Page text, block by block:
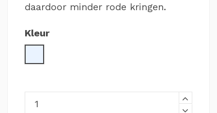
daardoor minder rode kringen.
Kleur